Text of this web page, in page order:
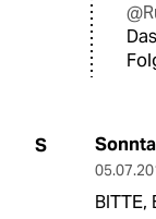
S
BITTE,